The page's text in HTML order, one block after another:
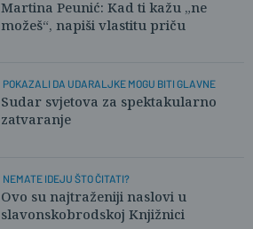
Martina Peunić: Kad ti kažu „ne
možeš“, napiši vlastitu priču
POKAZALI DA UDARALJKE MOGU BITI GLAVNE
Sudar svjetova za spektakularno
zatvaranje
NEMATE IDEJU ŠTO ČITATI?
Ovo su najtraženiji naslovi u
slavonskobrodskoj Knjižnici